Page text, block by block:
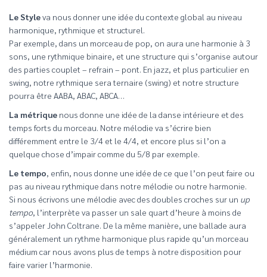
Le Styleva nous donner une idée du contexte global au niveau
harmonique, rythmique et structurel.
Par exemple, dans un morceau de pop, on aura une harmonie à 3
sons, une rythmique binaire, et une structure qui s’organise autour
des parties couplet – refrain – pont. En jazz, et plus particulier en
swing, notre rythmique sera ternaire (swing) et notre structure
pourra être AABA, ABAC, ABCA…
La métrique nous donne une idée de la danse intérieure et des
temps forts du morceau. Notre mélodie va s’écrire bien
différemment entre le 3/4 et le 4/4, et encore plus si l’on a
quelque chose d’impair comme du 5/8 par exemple.
Le tempo , enfin, nous donne une idée de ce que l’on peut faire ou
pas au niveau rythmique dans notre mélodie ou notre harmonie.
Si nous écrivons une mélodie avec des doubles croches sur un up
tempo, l’interprète va passer un sale quart d’heure à moins de
s’appeler John Coltrane. De la même manière, une ballade aura
généralement un rythme harmonique plus rapide qu’un morceau
médium car nous avons plus de temps à notre disposition pour
faire varier l’harmonie.